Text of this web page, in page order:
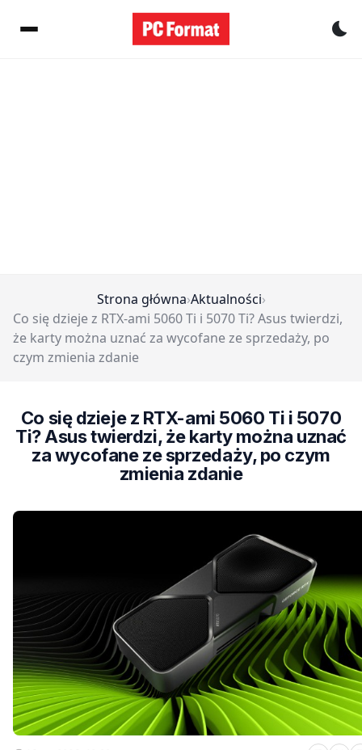
Strona główna›Aktualności›
Co się dzieje z RTX-ami 5060 Ti i 5070 Ti? Asus twierdzi,
że karty można uznać za wycofane ze sprzedaży, po
czym zmienia zdanie
Co się dzieje z RTX-ami 5060 Ti i 5070
Ti? Asus twierdzi, że karty można uznać
za wycofane ze sprzedaży, po czym
zmienia zdanie